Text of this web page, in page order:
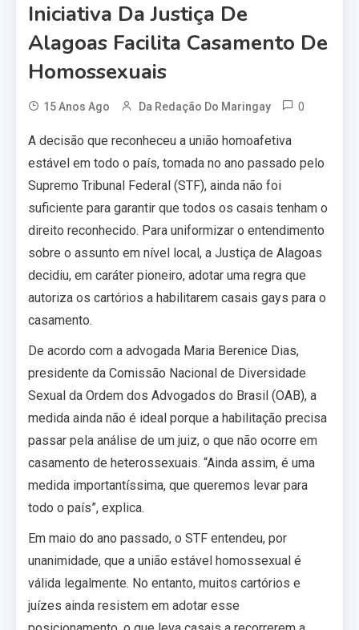
Iniciativa Da Justiça De
Alagoas Facilita Casamento De
Homossexuais
15 Anos Ago Da Redação Do Maringay 0
A decisão que reconheceu a união homoafetiva
estável em todo o país, tomada no ano passado pelo
Supremo Tribunal Federal (STF), ainda não foi
suficiente para garantir que todos os casais tenham o
direito reconhecido. Para uniformizar o entendimento
sobre o assunto em nível local, a Justiça de Alagoas
decidiu, em caráter pioneiro, adotar uma regra que
autoriza os cartórios a habilitarem casais gays para o
casamento.
De acordo com a advogada Maria Berenice Dias,
presidente da Comissão Nacional de Diversidade
Sexual da Ordem dos Advogados do Brasil (OAB), a
medida ainda não é ideal porque a habilitação precisa
passar pela análise de um juiz, o que não ocorre em
casamento de heterossexuais. “Ainda assim, é uma
medida importantíssima, que queremos levar para
todo o país”, explica.
Em maio do ano passado, o STF entendeu, por
unanimidade, que a união estável homossexual é
válida legalmente. No entanto, muitos cartórios e
juízes ainda resistem em adotar esse